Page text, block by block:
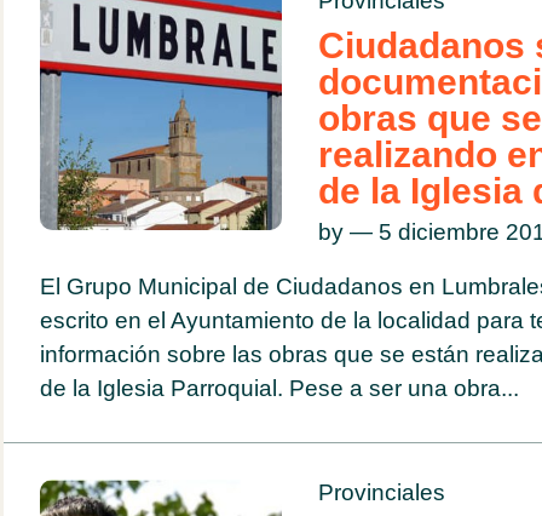
Ciudadanos
obras que
realizando
de la Iglesia
by — 5 diciembre
El Grupo Municipal de Ciudadanos en
escrito en el Ayuntamiento de la localidad para
información sobre las obras que se están
de la Iglesia Parroquial. Pese a ser una obra...
Provinciales